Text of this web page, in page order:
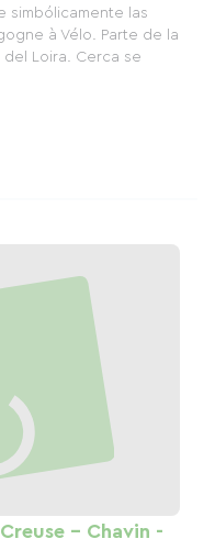
simbólicamente las
à Vélo. Parte de la
Loira. Cerca se
- Chavin -